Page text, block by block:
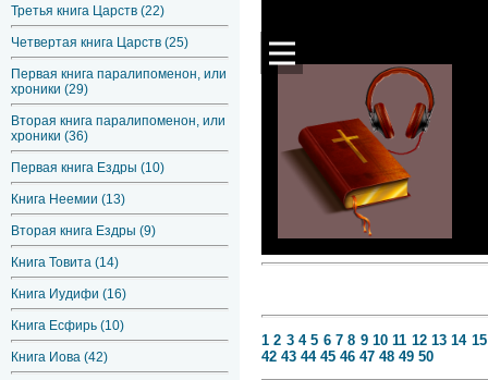
Третья книга Царств (22)
Четвертая книга Царств (25)
Первая книга паралипоменон, или
хроники (29)
Вторая книга паралипоменон, или
хроники (36)
Первая книга Ездры (10)
Книга Неемии (13)
Вторая книга Ездры (9)
Книга Товита (14)
Книга Иудифи (16)
Книга Есфирь (10)
Книга Иова (42)
1 2 3 4 5 6 7 8 9 10 11 12 13 14 15
42 43 44 45 46 47 48 49 50